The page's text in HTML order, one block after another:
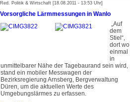
Red. Politik & Wirtschaft [18.08.2011 - 13:53 Uhr]
Vorsorgliche Lärmmessungen in Wanlo
„Auf
dem
Stiel“,
dort wo
einmal
in
unmittelbarer Nähe der Tagebaurand sein wird,
stand ein mobiler Messwagen der
Bezirksregierung Arnsberg, Bergverwaltung
Düren, um die aktuellen Werte des
Umgebungslärmes zu erfassen.